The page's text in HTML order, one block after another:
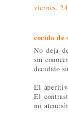
viernes,
cocido de
No deja
sin
decidido
El
El
mi